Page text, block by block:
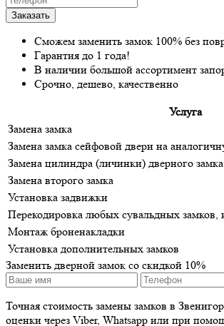
Сможем заменить замок 100% без
Гарантия до 1 года!
В наличии большой ассортимент
Срочно, дешево, качественно
Услуга
Замена замка
Замена замка сейфовой двери на
Замена цилиндра (личинки) дверного замка
Замена второго замка
Установка задвижки
Перекодировка любых сувальдных
Монтаж броненакладки
Установка дополнительных замков
Заменить дверной замок со скидкой 10%
Точная стоимость замены замков в
оценки через Viber, Whatsapp или при